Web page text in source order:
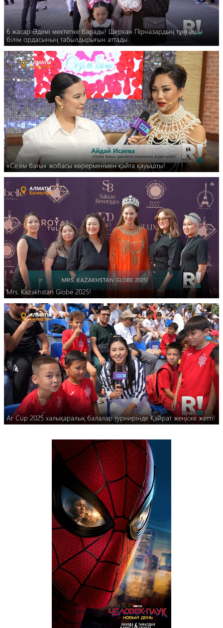
6 жасар Әдемі мектепке барады! Шерхан Пірназардың тұңғышы
білім ордасының табылдырығын аттады.
«Сезім бағы» жобасы көрерменмен қайта қауышты!
Mrs. Kazakhstan Globe 2025!
Ar Сup 2025 халықаралық балалар турнирінде Қайрат жеңіске жетті!